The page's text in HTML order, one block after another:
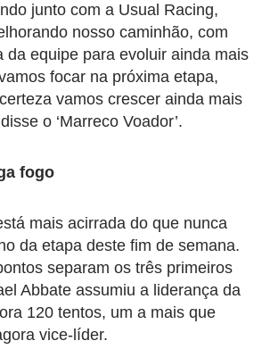
junto com a Usual Racing,
nosso caminhão, com
da equipe para evoluir ainda mais
focar na próxima etapa,
vamos crescer ainda mais
o ‘Marreco Voador’.
fogo
mais acirrada do que nunca
da etapa deste fim de semana.
separam os três primeiros
Abbate assumiu a liderança da
120 tentos, um a mais que
vice-líder.